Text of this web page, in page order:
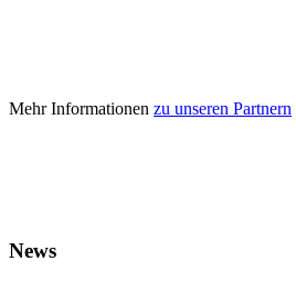
Mehr Informationenzu unseren Partnern
News